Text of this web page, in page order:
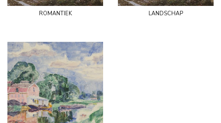
romantiek landschap